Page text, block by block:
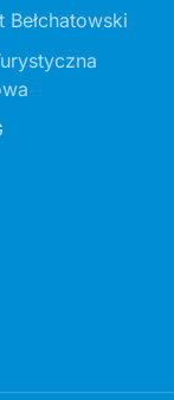
Bełchatowski